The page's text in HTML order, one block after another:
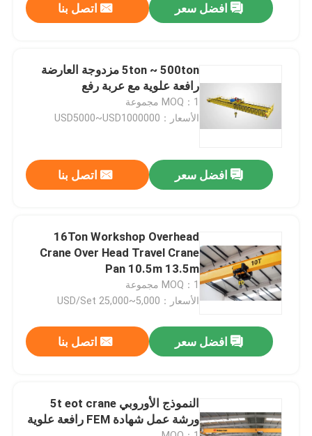
حول بنا
جولة في المعمل
اتصل بنا
رافعة متحركة علوية
رافعة علوية مزدوجة العارضة
رافعة قنطرية متحركة بعارضة مزدوجة
افضل سعر اتصل بنا
5ton ~ 500ton مزدوجة العارضة
رافعة علوية مع عربة رفع
MOQ：1 مجموعة
الأسعار：USD5000~USD1000000
افضل سعر اتصل بنا
16Ton Workshop Overhead
Crane Over Head Travel Crane
Pan 10.5m 13.5m
MOQ：1 مجموعة
الأسعار：5,000~25,000 USD/Set
افضل سعر اتصل بنا
النموذج الأوروبي 5t eot crane
ورشة عمل شهادة FEM رافعة علوية